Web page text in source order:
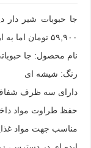
۵۹,۹۰۰ تومان اما به ارزش ۱۱۰,۰۰۰ تومان (۴۶ درصد تخفیف)
نام محصول: جا
رنگ: شیشه ای
دارای سه ظرف شفاف
حفظ طراوت مواد
مناسب جهت مواد